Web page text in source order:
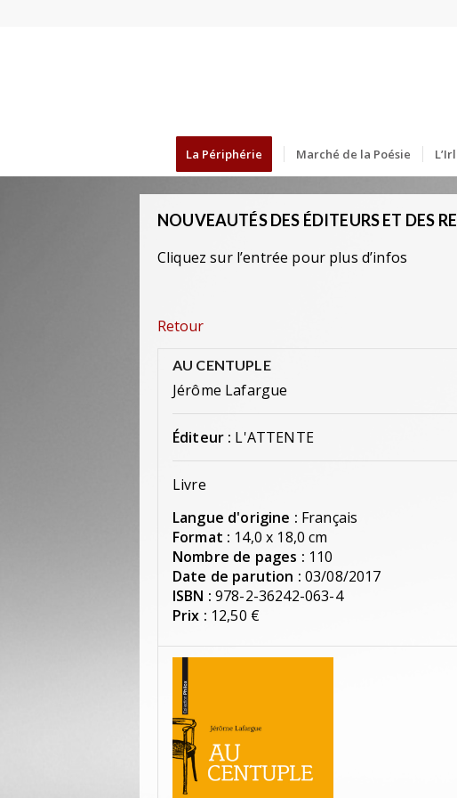
La Périphérie Marché de la Poésie
NOUVEAUTÉS DES ÉDITEURS ET DES
Cliquez sur l’entrée pour plus d’infos
Retour
AU CENTUPLE
Jérôme Lafargue
Éditeur : L'ATTENTE
Livre
Langue d'origine : Français
Format : 14,0 x 18,0 cm
Nombre de pages : 110
Date de parution : 03/08/2017
ISBN : 978-2-36242-063-4
Prix : 12,50 €